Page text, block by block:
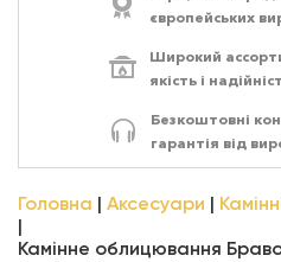
ЕЛЕКТРОКАМІНИ
АКСЕСУАРИ
європейських
Широкий
якість і
Безкоштовні
гарантія від
Головна Аксесуари
Камінне облицювання